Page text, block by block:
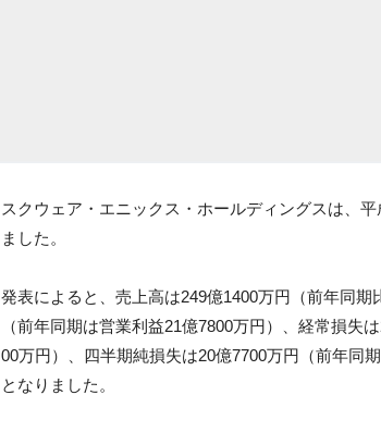
スクウェア・エニックス・ホールディングスは、
ました。
発表によると、売上高は249億1400万円（前年同
（前年同期は営業利益21億7800万円）、経常損失
00万円）、四半期純損失は20億7700万円（前年同
となりました。